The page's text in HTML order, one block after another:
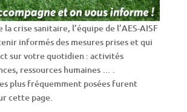
la crise sanitaire, l’équipe de l’AES-AISF
informés des mesures prises et qui
sur votre quotidien : activités
ressources humaines … .
plus fréquemment posées furent
cette page.